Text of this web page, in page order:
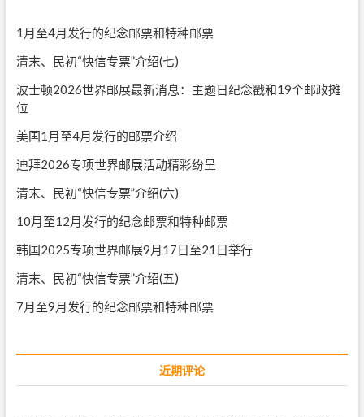
1月至4月发行的纪念邮票和特种邮票
清末、民初“快信专票”介绍(七)
波士顿2026世界邮展最新消息：主题日纪念戳和19个邮政摊
位
美国1月至4月发行的邮票介绍
迪拜2026专项世界邮展活动精彩纷呈
清末、民初“快信专票”介绍(六)
10月至12月发行的纪念邮票和特种邮票
韩国2025专项世界邮展9月17日至21日举行
清末、民初“快信专票”介绍(五)
7月至9月发行的纪念邮票和特种邮票
近期评论